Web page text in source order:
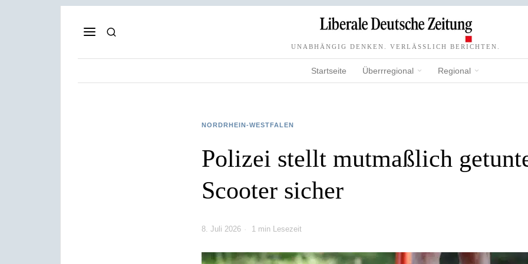
UNABHÄNGIG DENKEN. VERLÄSSLICH BERICHTEN.
Startseite Überrregional Regional
NORDRHEIN-WESTFALEN
Polizei stellt mutmaßlich
Scooter sicher
8. Juli 2026 1 min Lesezeit